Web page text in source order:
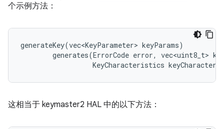
个示例方法：
generateKey(vec<KeyParameter> keyParams)
generates(ErrorCode error, vec<uint8_t>
KeyCharacteristics
这相当于 keymaster2 HAL 中的以下方法：